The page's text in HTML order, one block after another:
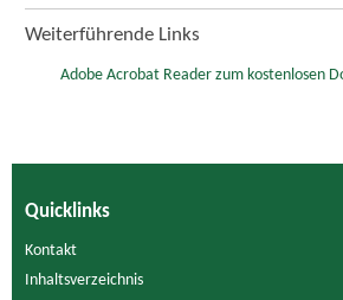
Weiterführende Links
Adobe Acrobat Reader zum kostenlosen
Quicklinks
Kontakt
Inhaltsverzeichnis